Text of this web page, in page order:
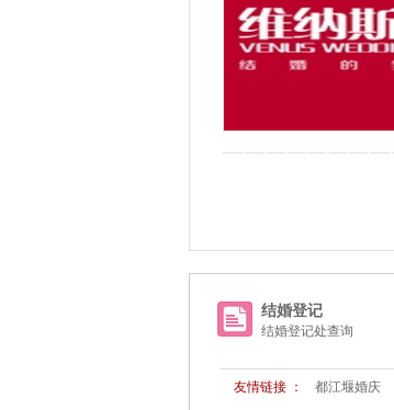
结婚登记
结婚登记处查询
友情链接 ： 都江堰婚庆